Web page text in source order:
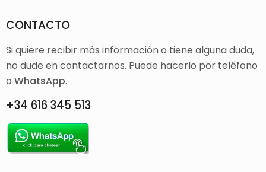
CONTACTO
Si quiere recibir más información o tiene alguna duda,
no dude en contactarnos. Puede hacerlo por teléfono
o WhatsApp.
+34 616 345 513